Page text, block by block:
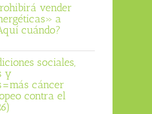
vender
a
cuándo?
sociales,
y
cáncer
contra el